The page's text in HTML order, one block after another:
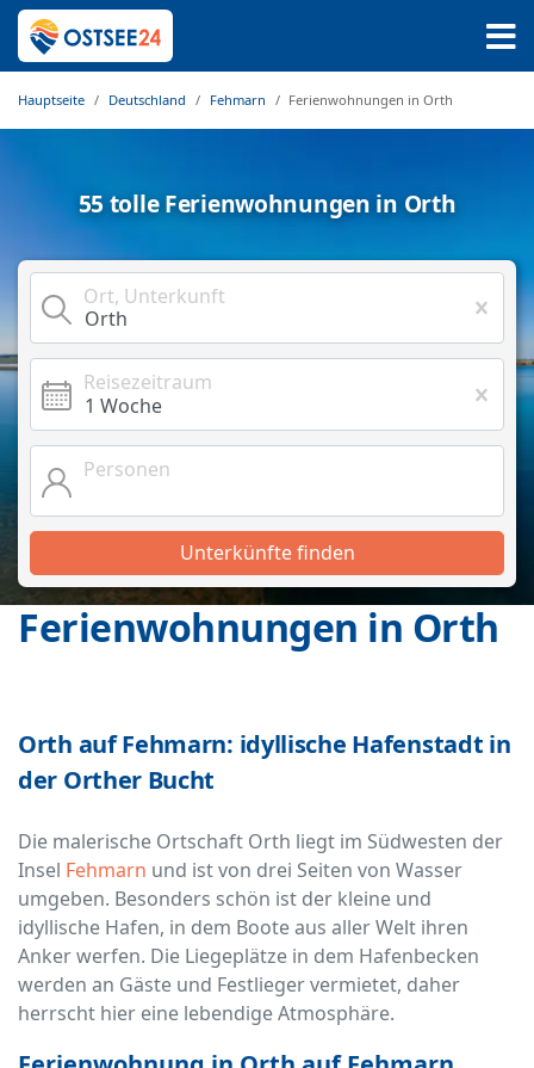
Hauptseite Deutschland Fehmarn Ferienwohnungen in Orth
55 tolle Ferienwohnungen in Orth
Ort, Unterkunft
Reisezeitraum
Personen
Unterkünfte finden
Ferienwohnungen in Orth
Orth auf Fehmarn: idyllische Hafenstadt in
der Orther Bucht
Die malerische Ortschaft Orth liegt im Südwesten der
Insel Fehmarn und ist von drei Seiten von Wasser
umgeben. Besonders schön ist der kleine und
idyllische Hafen, in dem Boote aus aller Welt ihren
Anker werfen. Die Liegeplätze in dem Hafenbecken
werden an Gäste und Festlieger vermietet, daher
herrscht hier eine lebendige Atmosphäre.